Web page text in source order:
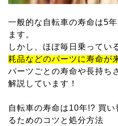
一般的な自転車の寿命は5
ます。
しかし、ほぼ毎日乗ってい
耗品などのパーツに寿命が
パーツごとの寿命や長持ち
解説しています！
自転車の寿命は10年!? 買
るためのコツと処分方法